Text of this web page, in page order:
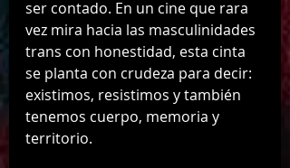
ser contado. En un cine que rara
vez mira hacia las masculinidades
trans con honestidad, esta cinta
se planta con crudeza para decir:
existimos, resistimos y también
tenemos cuerpo, memoria y
territorio.